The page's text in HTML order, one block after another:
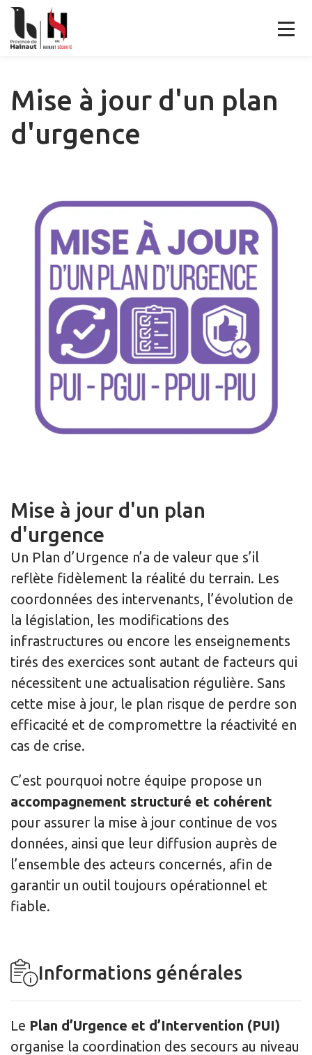
Mise à jour d'un plan
d'urgence
Mise à jour d'un plan
d'urgence
Un Plan d’Urgence n’a de valeur que s’il
reflète fidèlement la réalité du terrain. Les
coordonnées des intervenants, l’évolution de
la législation, les modifications des
infrastructures ou encore les enseignements
tirés des exercices sont autant de facteurs qui
nécessitent une actualisation régulière. Sans
cette mise à jour, le plan risque de perdre son
efficacité et de compromettre la réactivité en
cas de crise.
C’est pourquoi notre équipe propose un
accompagnement structuré et cohérent
pour assurer la mise à jour continue de vos
données, ainsi que leur diffusion auprès de
l’ensemble des acteurs concernés, afin de
garantir un outil toujours opérationnel et
fiable.
Informations générales
Le Plan d’Urgence et d’Intervention (PUI)
organise la coordination des secours au niveau